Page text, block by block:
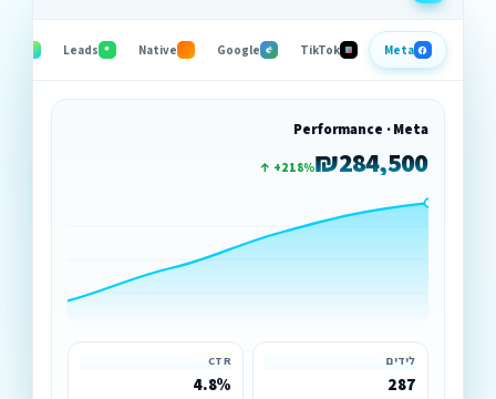
Meta
TikTok
Google
Native
Leads
Performance · Meta
₪284,500
↑ +218%
לידים
287
CTR
4.8%